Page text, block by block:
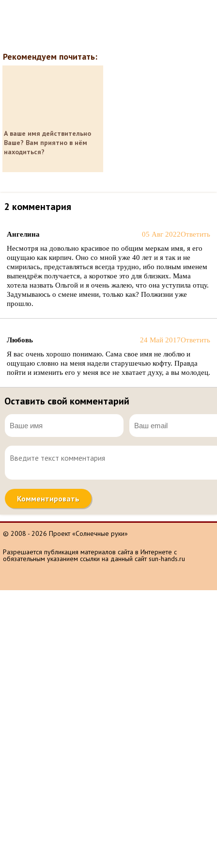
Рекомендуем почитать:
А ваше имя действительно
Ваше? Вам приятно в нём
находиться?
2 комментария
Ангелина 05 Авг 2022Ответить
Несмотря на довольно красивое по общим меркам имя, я его
ощущаю как кирпич. Оно со мной уже 40 лет и я так и не
смирилась, представляться всегда трудно, ибо полным именем
выпендрёж получается, а короткое это для близких. Мама
хотела назвать Ольгой и я очень жалею, что она уступила отцу.
Задумываюсь о смене имени, только как? Полжизни уже
прошло.
Любовь 24 Май 2017Ответить
Я вас очень хорошо понимаю. Сама свое имя не люблю и
ощущаю словно на меня надели старушечью кофту. Правда
пойти и изменить его у меня все не хватает духу, а вы молодец.
Оставить свой комментарий
© 2008 - 2026 Проект «Солнечные руки»
Разрешается публикация материалов сайта в Интернете с
обязательным указанием ссылки на данный сайт sun-hands.ru